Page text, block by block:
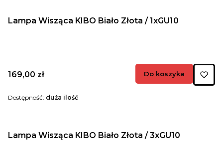
Lampa Wisząca KIBO Biało Złota / 1xGU10
Cena
169,00 zł Do koszyka
Dostępność: duża ilość
Lampa Wisząca KIBO Biało Złota / 3xGU10